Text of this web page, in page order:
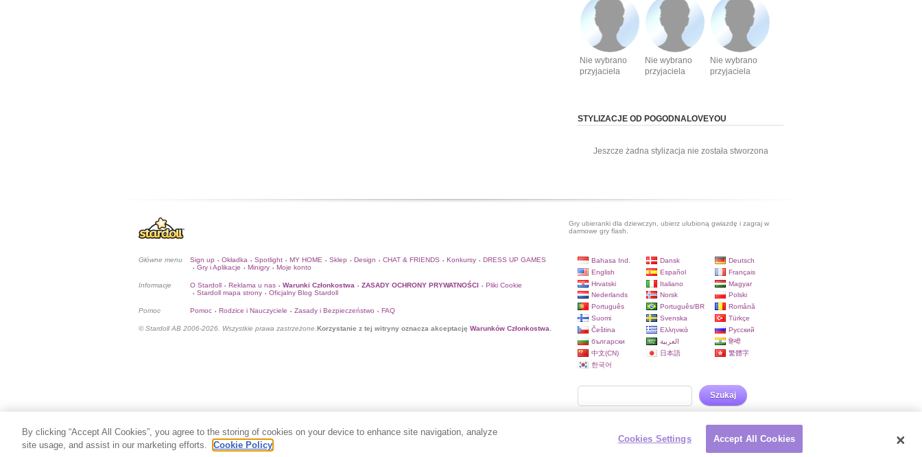
Nie wybrano
przyjaciela
Nie wybrano
przyjaciela
Nie wybrano
przyjaciela
STYLIZACJE OD POGODNALOVEYOU
Jeszcze żadna stylizacja nie została stworzona
Gry ubieranki dla dziewczyn, ubierz ulubioną gwiazdę i zagraj w
darmowe gry flash.
Główne menu Sign up • Okładka • Spotlight • MY HOME • Sklep • Design • CHAT & FRIENDS • Konkursy • DRESS UP GAMES
• Gry i Aplikacje • Minigry • Moje konto
Informacje O Stardoll • Reklama u nas • Warunki Członkostwa • ZASADY OCHRONY PRYWATNOŚCI • Pliki Cookie
• Stardoll mapa strony • Oficjalny Blog Stardoll
Pomoc Pomoc • Rodzice i Nauczyciele • Zasady i Bezpieczeństwo • FAQ
© Stardoll AB 2006-2026. Wszystkie prawa zastrzeżone. Korzystanie z tej witryny oznacza akceptację Warunków Członkostwa
Bahasa Ind. Dansk
Deutsch
English
Español
Français
Hrvatski
Italiano
Magyar
Nederlands
Norsk
Polski
Português
Português/BR
Română
Suomi
Svenska
Türkçe
Čeština
Ελληνικά
Русский
български
العربية
हिन्दी
中文(CN)
日本語
繁體字
한국어
Szukaj
By clicking “Accept All Cookies”, you agree to the storing of cookies on your device to enhance site navigation, analyze
site usage, and assist in our marketing efforts.
Cookie Policy
Cookies Settings Accept All Cookies